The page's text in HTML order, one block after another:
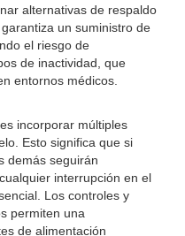
alternativas de respaldo
un suministro de
el riesgo de
de inactividad, que
entornos médicos.
incorporar múltiples
Esto significa que si
demás seguirán
interrupción en el
Los controles y
permiten una
de alimentación